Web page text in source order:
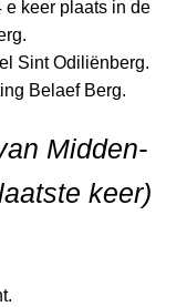
e keer plaats in de
Sint Odiliënberg.
Belaef Berg.
Midden-
keer)